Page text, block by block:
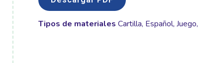
Tipos de materiales Cartilla, Español,Juego,